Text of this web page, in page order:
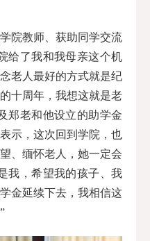
院教师、获助同学交流
给了我和我母亲这个机
老人最好的方式就是纪
十周年，我想这就是老
郑老和他设立的助学金
示，这次回到学院，也
、缅怀老人，她一定会
我，希望我的孩子、我
金延续下去，我相信这